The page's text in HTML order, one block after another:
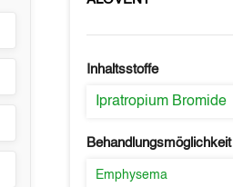
Inhaltsstoffe
Ipratropium Bromide
Behandlungsmöglichkeit
Emphysema